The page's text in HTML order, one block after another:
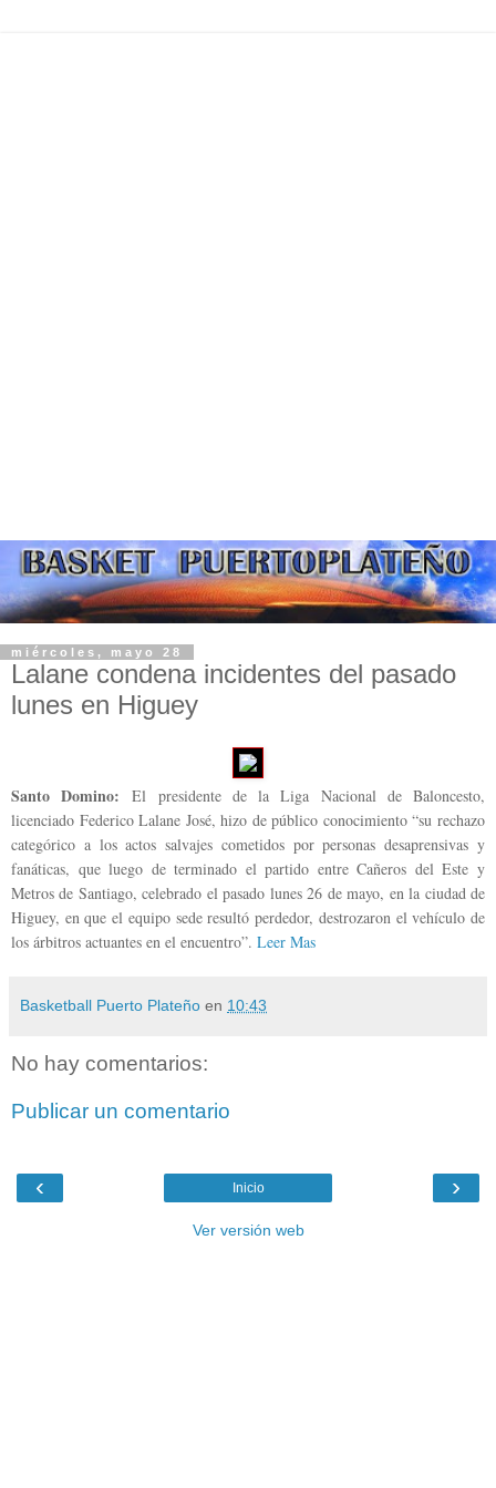
miércoles, mayo 28
Lalane condena incidentes del pasado
Santo Domino:El presidente de la Liga Nacional de Baloncesto,
licenciado Federico Lalane José, hizo de público conocimiento “su rechazo
categórico a los actos salvajes cometidos por personas desaprensivas y
fanáticas, que luego de terminado el partido entre Cañeros del Este y
Metros de Santiago, celebrado el pasado lunes 26 de mayo, en la ciudad de
Higuey, en que el equipo sede resultó perdedor, destrozaron el vehículo de
los árbitros actuantes en el encuentro”. Leer Mas
Basketball Puerto Plateño en 10:43
No hay comentarios:
Publicar un comentario
‹ ›
Inicio
Ver versión web